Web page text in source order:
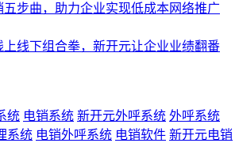
五步曲，助力企业实现低成本网络推广
线下组合拳，新开元让企业业绩翻番
统 电销系统 新开元外呼系统 外呼系统
系统 电销外呼系统 电销软件 新开元电销